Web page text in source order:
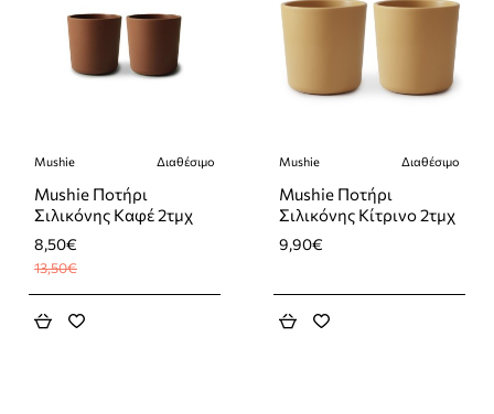
-37%
Mushie Διαθέσιμο
Mushie Ποτήρι
Σιλικόνης Καφέ 2τμχ
8,50€
13,50€
Mushie Διαθέσιμο
Mushie Ποτήρι
Σιλικόνης Κίτρινο 2τμχ
9,90€